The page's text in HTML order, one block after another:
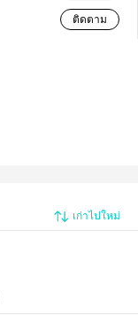
ติดตาม
เก่าไปใหม่